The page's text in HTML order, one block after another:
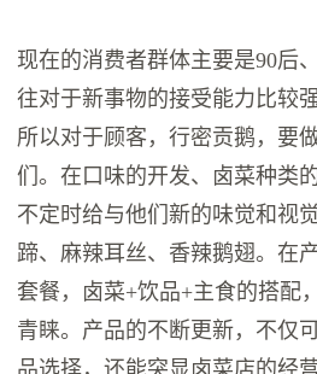
现在的消费者群体主要是90后
往对于新事物的接受能力比较
所以对于顾客，行密贡鹅，要
们。在口味的开发、卤菜种类
不定时给与他们新的味觉和视
蹄、麻辣耳丝、香辣鹅翅。在
套餐，卤菜+饮品+主食的搭配
青睐。产品的不断更新，不仅